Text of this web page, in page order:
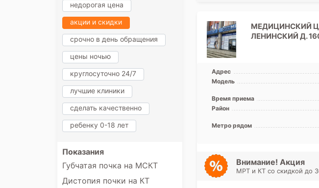
недорогая цена
акции и скидки
срочно в день обращения
цены ночью
круглосуточно 24/7
лучшие клиники
сделать качественно
ребенку 0-18 лет
Показания
Губчатая почка на МСКТ
Дистопия почки на КТ
МЕДИЦИНСКИЙ
ЛЕНИНСКИЙ Д.
Адрес
Модель
Время приема
Район
Метро рядом
Внимание! Акция
МРТ и КТ со скидкой до